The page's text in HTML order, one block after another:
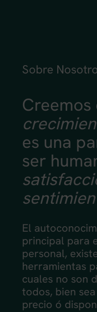
Sobre
Creemos
es una
ser
El
principal para
personal,
herramientas
cuales no son
todos, bien
precio ó